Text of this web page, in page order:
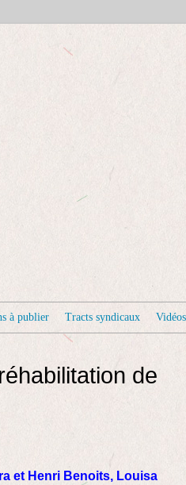
à publier Tracts syndicaux
de
et Henri Benoits, Louisa